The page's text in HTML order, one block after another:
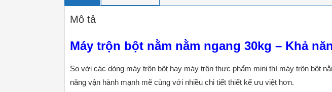
Mô tả
Máy trộn bột nằm nằm ngang 30kg – Khả
So với các dòng máy trộn bột hay máy trộn thực phẩm mini thì máy trộn bột
năng vận hành mạnh mẽ cùng với nhiều chi tiết thiết kế ưu việt hơn.